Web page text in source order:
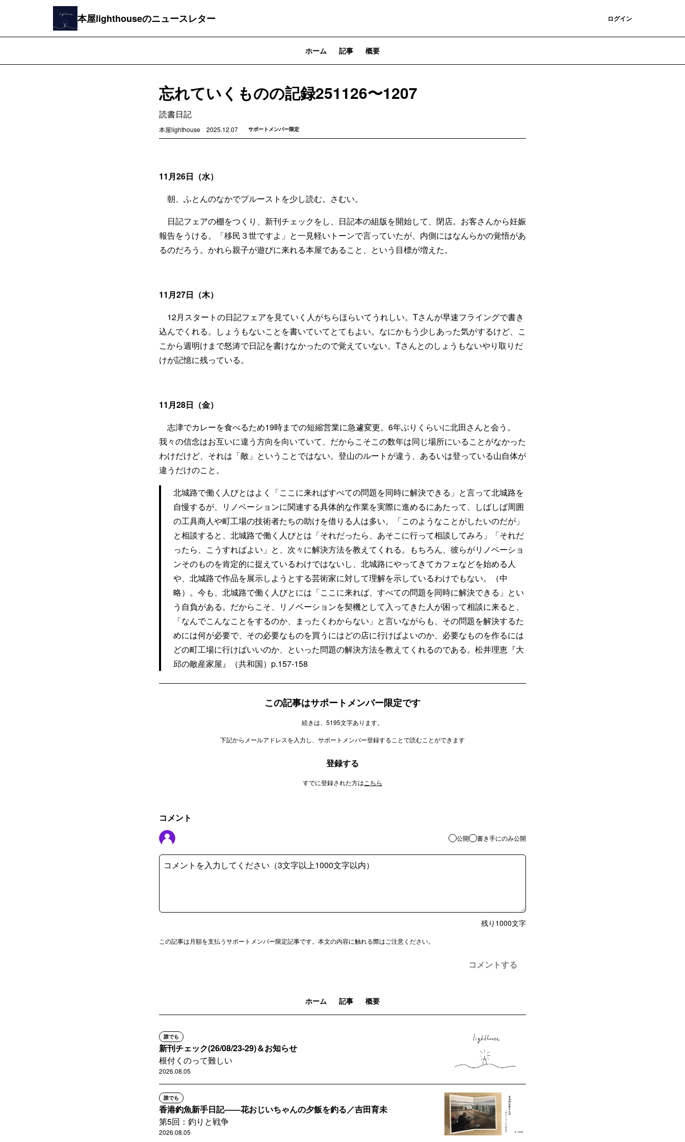
本屋lighthouseのニュースレター ログイン
ホーム 記事 概要
忘れていくものの記録251126〜1207
読書日記
本屋lighthouse 2025.12.07 サポートメンバー限定
11月26日（水）
朝、ふとんのなかでプルーストを少し読む。さむい。
日記フェアの棚をつくり、新刊チェックをし、日記本の組版を開始して、閉店。お客さんから妊娠
報告をうける。「移民３世ですよ」と一見軽いトーンで言っていたが、内側にはなんらかの覚悟があ
るのだろう。かれら親子が遊びに来れる本屋であること、という目標が増えた。
11月27日（木）
12月スタートの日記フェアを見ていく人がちらほらいてうれしい。Tさんが早速フライングで書き
込んでくれる。しょうもないことを書いていてとてもよい。なにかもう少しあった気がするけど、こ
こから週明けまで怒涛で日記を書けなかったので覚えていない。Tさんとのしょうもないやり取りだ
けが記憶に残っている。
11月28日（金）
志津でカレーを食べるため19時までの短縮営業に急遽変更。6年ぶりくらいに北田さんと会う。
我々の信念はお互いに違う方向を向いていて、だからこそこの数年は同じ場所にいることがなかった
わけだけど、それは「敵」ということではない。登山のルートが違う、あるいは登っている山自体が
違うだけのこと。
北城路で働く人びとはよく「ここに来ればすべての問題を同時に解決できる」と言って北城路を
自慢するが、リノベーションに関連する具体的な作業を実際に進めるにあたって、しばしば周囲
の工具商人や町工場の技術者たちの助けを借りる人は多い。「このようなことがしたいのだが」
と相談すると、北城路で働く人びとは「それだったら、あそこに行って相談してみろ」「それだ
ったら、こうすればよい」と、次々に解決方法を教えてくれる。もちろん、彼らがリノベーショ
ンそのものを肯定的に捉えているわけではないし、北城路にやってきてカフェなどを始める人
や、北城路で作品を展示しようとする芸術家に対して理解を示しているわけでもない。（中
略）。今も、北城路で働く人びとには「ここに来れば、すべての問題を同時に解決できる」とい
う自負がある。だからこそ、リノベーションを契機として入ってきた人が困って相談に来ると、
「なんでこんなことをするのか、まったくわからない」と言いながらも、その問題を解決するた
めには何が必要で、その必要なものを買うにはどの店に行けばよいのか、必要なものを作るには
どの町工場に行けばいいのか、といった問題の解決方法を教えてくれるのである。松井理恵『大
邱の敵産家屋』（共和国）p.157-158
この記事はサポートメンバー限定です
続きは、5195文字あります。
下記からメールアドレスを入力し、サポートメンバー登録することで読むことができます
登録する
すでに登録された方は こちら
コメント
公開 書き手にのみ公開
残り 1000文字
この記事は月額を支払うサポートメンバー限定記事です。本文の内容に触れる際はご注意ください。
コメントする
ホーム 記事 概要
誰でも
新刊チェック(26/08/23-29)＆お知らせ
根付くのって難しい
2026.08.05
誰でも
香港釣魚新手日記――花おじいちゃんの夕飯を釣る／吉田育未
第5回：釣りと戦争
2026.08.05